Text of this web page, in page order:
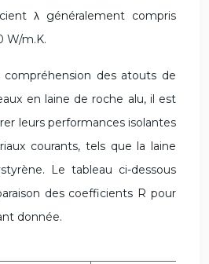
λ généralement compris
W/m.K.
des atouts de
en laine de roche alu, il est
leurs performances isolantes
courants, tels que la laine
Le tableau ci-dessous
des coefficients R pour
donnée.